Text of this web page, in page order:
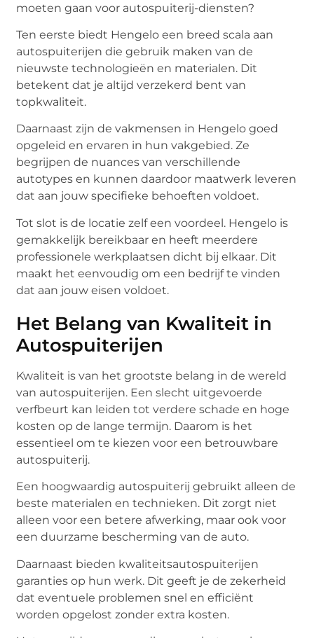
moeten gaan voor autospuiterij-diensten?
Ten eerste biedt Hengelo een breed scala aan
autospuiterijen die gebruik maken van de
nieuwste technologieën en materialen. Dit
betekent dat je altijd verzekerd bent van
topkwaliteit.
Daarnaast zijn de vakmensen in Hengelo goed
opgeleid en ervaren in hun vakgebied. Ze
begrijpen de nuances van verschillende
autotypes en kunnen daardoor maatwerk leveren
dat aan jouw specifieke behoeften voldoet.
Tot slot is de locatie zelf een voordeel. Hengelo is
gemakkelijk bereikbaar en heeft meerdere
professionele werkplaatsen dicht bij elkaar. Dit
maakt het eenvoudig om een bedrijf te vinden
dat aan jouw eisen voldoet.
Het Belang van Kwaliteit in
Autospuiterijen
Kwaliteit is van het grootste belang in de wereld
van autospuiterijen. Een slecht uitgevoerde
verfbeurt kan leiden tot verdere schade en hoge
kosten op de lange termijn. Daarom is het
essentieel om te kiezen voor een betrouwbare
autospuiterij.
Een hoogwaardig autospuiterij gebruikt alleen de
beste materialen en technieken. Dit zorgt niet
alleen voor een betere afwerking, maar ook voor
een duurzame bescherming van de auto.
Daarnaast bieden kwaliteitsautospuiterijen
garanties op hun werk. Dit geeft je de zekerheid
dat eventuele problemen snel en efficiënt
worden opgelost zonder extra kosten.